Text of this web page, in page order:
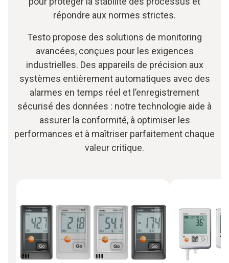
répondre aux normes strictes.
Testo propose des solutions de monitoring
avancées, conçues pour les exigences
industrielles. Des appareils de précision aux
systèmes entièrement automatiques avec des
alarmes en temps réel et l’enregistrement
sécurisé des données : notre technologie aide à
assurer la conformité, à optimiser les
performances et à maîtriser parfaitement chaque
valeur critique.